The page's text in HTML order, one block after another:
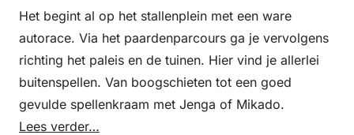
Het begint al op het stallenplein met een ware
autorace. Via het paardenparcours ga je vervolgens
richting het paleis en de tuinen. Hier vind je allerlei
buitenspellen. Van boogschieten tot een goed
gevulde spellenkraam met Jenga of Mikado.
Lees verder…